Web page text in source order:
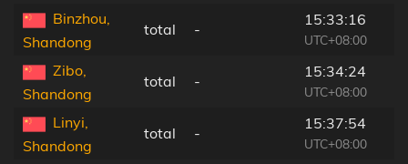
Binzhou,
Shandong
total -
15:33:16
UTC+08:00
Zibo,
Shandong
total -
15:34:24
UTC+08:00
Linyi,
Shandong
total -
15:37:54
UTC+08:00